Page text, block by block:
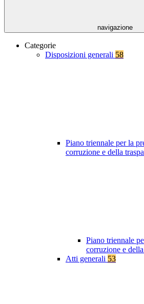
navigazione
Categorie
Disposizioni generali 58
Piano triennale per la
corruzione e della
Piano triennale
corruzione e
Atti generali 53